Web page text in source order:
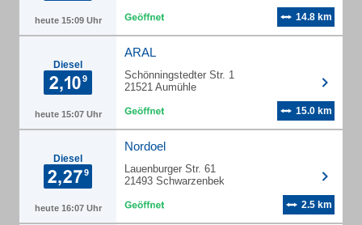
heute 15:09 Uhr 14.8 km
Diesel
heute 15:07 Uhr
ARAL
Schönningstedter Str. 1
21521 Aumühle
15.0 km
Diesel
heute 16:07 Uhr
Nordoel
Lauenburger Str. 61
21493 Schwarzenbek
2.5 km